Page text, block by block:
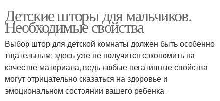
Детские шторы для мальчиков.
Необходимые свойства
Выбор штор для детской комнаты должен быть особенно
тщательным: здесь уже не получится сэкономить на
качестве материала, ведь любые негативные свойства
могут отрицательно сказаться на здоровье и
эмоциональном состоянии вашего ребенка.